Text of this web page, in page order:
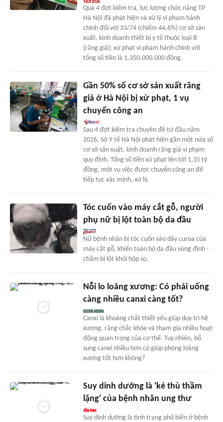
Qua 4 đợt kiểm tra, lực lượng chức năng TP
Hà Nội đã phát hiện và xử lý vi phạm hành
chính đối với 33/74 (chiếm 44,6%) cơ sở sản
xuất, kinh doanh thiết bị y tế thuộc loại B
(răng giả); xử phạt vi phạm hành chính với
tổng số tiền là 1.350.000.000 đồng.
Gần 50% số cơ sở sản xuất răng
giả ở Hà Nội bị xử phạt, 1 vụ
chuyển công an
Sau 4 đợt kiểm tra chuyên đề từ đầu năm
2026, Sở Y tế Hà Nội phát hiện gần một nửa số
cơ sở sản xuất, kinh doanh răng giả vi phạm
quy định. Tổng số tiền xử phạt lên tới 1,35 tỷ
đồng, một vụ việc được chuyển công an để
tiếp tục xác minh, xử lý.
Tóc cuốn vào máy cắt gỗ, người
phụ nữ bị lột toàn bộ da đầu
Nữ bệnh nhân bị tóc cuốn vào dây curoa của
máy cắt gỗ, khiến toàn bộ da đầu vùng đỉnh -
chẩm bị lột khỏi hộp sọ.
Nỗi lo loãng xương: Có phải uống
càng nhiều canxi càng tốt?
Canxi là khoáng chất thiết yếu giúp duy trì hệ
xương, răng chắc khỏe và tham gia nhiều hoạt
động quan trọng của cơ thể. Tuy nhiên, bổ
sung canxi nhiều hơn có giúp phòng loãng
xương tốt hơn không?
Suy dinh dưỡng là 'kẻ thù thầm
lặng' của bệnh nhân ung thư
Suy dinh dưỡng là tình trạng phổ biến ở bệnh